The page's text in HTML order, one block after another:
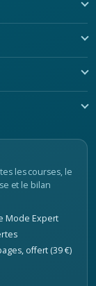
les courses, le
et le bilan
Mode Expert
offert (39 €)